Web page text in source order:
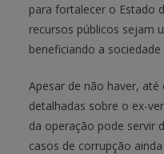
para fortalecer o Estado
recursos públicos sejam
beneficiando a
Apesar de não haver,
detalhadas sobre o ex-
da operação pode servir
casos de corrupção